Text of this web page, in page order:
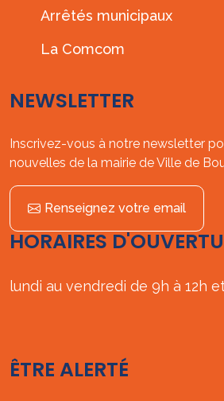
Arrêtés municipaux
La Comcom
NEWSLETTER
Inscrivez-vous à notre newsletter
nouvelles de la mairie de Ville de
Renseignez votre email
HORAIRES
lundi au vendredi de 9h à 12h
ÊTRE ALERTÉ